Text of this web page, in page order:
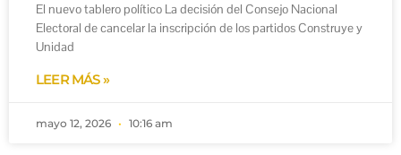
El nuevo tablero político La decisión del Consejo Nacional
Electoral de cancelar la inscripción de los partidos Construye y
Unidad
LEER MÁS »
mayo 12, 2026 10:16 am